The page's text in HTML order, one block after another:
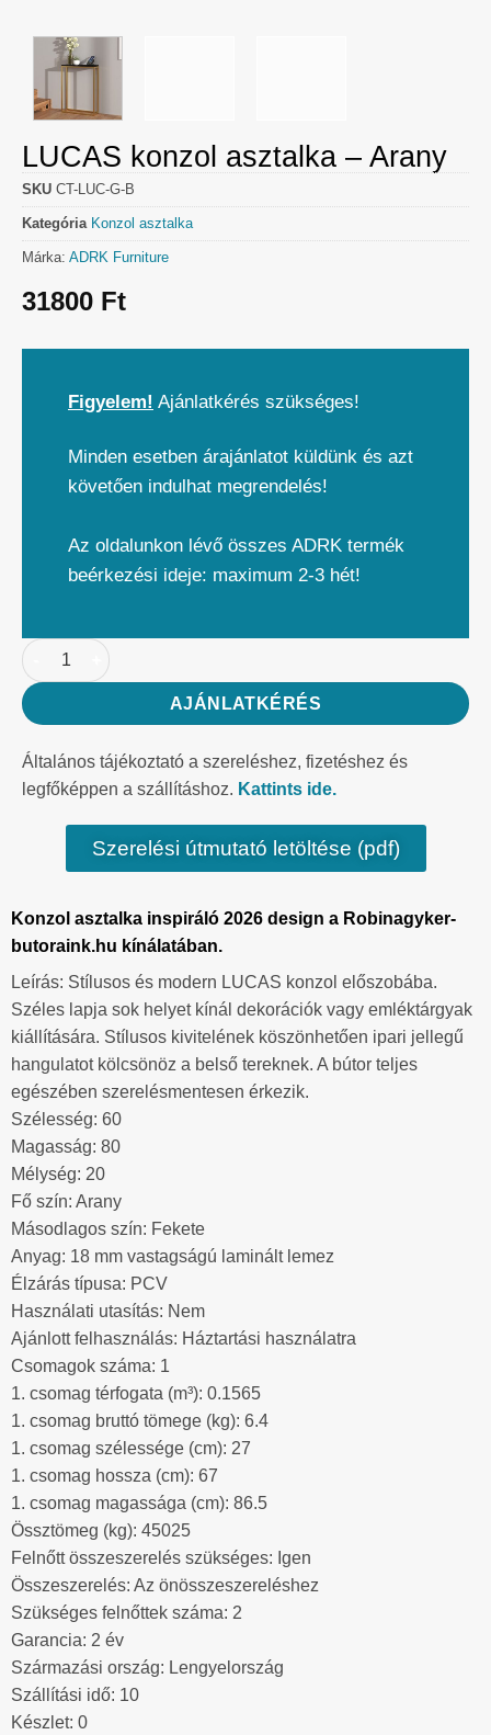
LUCAS konzol asztalka – Arany
SKU CT-LUC-G-B
Kategória Konzol asztalka
Márka: ADRK Furniture
31800 Ft
Figyelem! Ajánlatkérés szükséges!
Minden esetben árajánlatot küldünk és azt
követően indulhat megrendelés!
Az oldalunkon lévő összes ADRK termék
beérkezési ideje: maximum 2-3 hét!
AJÁNLATKÉRÉS
Általános tájékoztató a szereléshez, fizetéshez és
legfőképpen a szállításhoz. Kattints ide.
Szerelési útmutató letöltése (pdf)
Konzol asztalka inspiráló 2026 design a Robinagyker-
butoraink.hu kínálatában.
Leírás: Stílusos és modern LUCAS konzol előszobába.
Széles lapja sok helyet kínál dekorációk vagy emléktárgyak
kiállítására. Stílusos kivitelének köszönhetően ipari jellegű
hangulatot kölcsönöz a belső tereknek. A bútor teljes
egészében szerelésmentesen érkezik.
Szélesség: 60
Magasság: 80
Mélység: 20
Fő szín: Arany
Másodlagos szín: Fekete
Anyag: 18 mm vastagságú laminált lemez
Élzárás típusa: PCV
Használati utasítás: Nem
Ajánlott felhasználás: Háztartási használatra
Csomagok száma: 1
1. csomag térfogata (m³): 0.1565
1. csomag bruttó tömege (kg): 6.4
1. csomag szélessége (cm): 27
1. csomag hossza (cm): 67
1. csomag magassága (cm): 86.5
Össztömeg (kg): 45025
Felnőtt összeszerelés szükséges: Igen
Összeszerelés: Az önösszeszereléshez
Szükséges felnőttek száma: 2
Garancia: 2 év
Származási ország: Lengyelország
Szállítási idő: 10
Készlet: 0